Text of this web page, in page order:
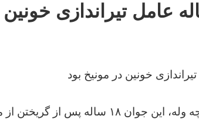
۱۸ ساله عامل تیراندازی
بر اساس گزارش دویچه وله، این جوان ۱۸ ساله